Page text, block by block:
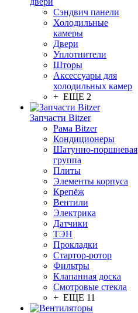
Сэндвич панели
Холодильные
камеры
Двери
Уплотнители
Шторы
Аксессуары для
холодильных камер
+ ЕЩЕ 2
Запчасти Bitzer
Рама Bitzer
Кондиционеры
Шатунно-поршневая
группа
Плиты
Элементы корпуса
Крепёж
Вентили
Электрика
Датчики
ТЭН
Прокладки
Стартор-ротор
Фильтры
Клапанная доска
Смотровые стекла
+ ЕЩЕ 11